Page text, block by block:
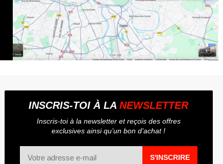
INSCRIS-TOI À LANEWSLETTER
Inscris-toi à la newsletter et reçois des offres
exclusives ainsi qu’un bon d’achat !
S'INSCRIRE